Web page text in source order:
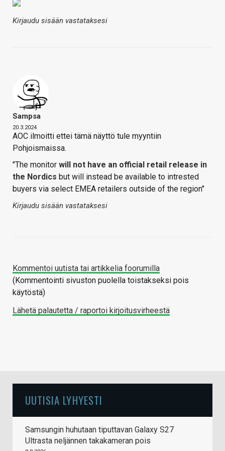
Kirjaudu sisään vastataksesi
Sampsa
20.3.2024
AOC ilmoitti ettei tämä näyttö tule myyntiin
Pohjoismaissa.
"The monitor will not have an official retail release in
the Nordics but will instead be available to intrested
buyers via select EMEA retailers outside of the region"
Kirjaudu sisään vastataksesi
Kommentoi uutista tai artikkelia foorumilla
(Kommentointi sivuston puolella toistakseksi pois
käytöstä)
Lähetä palautetta / raportoi kirjoitusvirheestä
UUTISIA LYHYESTI
Samsungin huhutaan tiputtavan Galaxy S27
Ultrasta neljännen takakameran pois